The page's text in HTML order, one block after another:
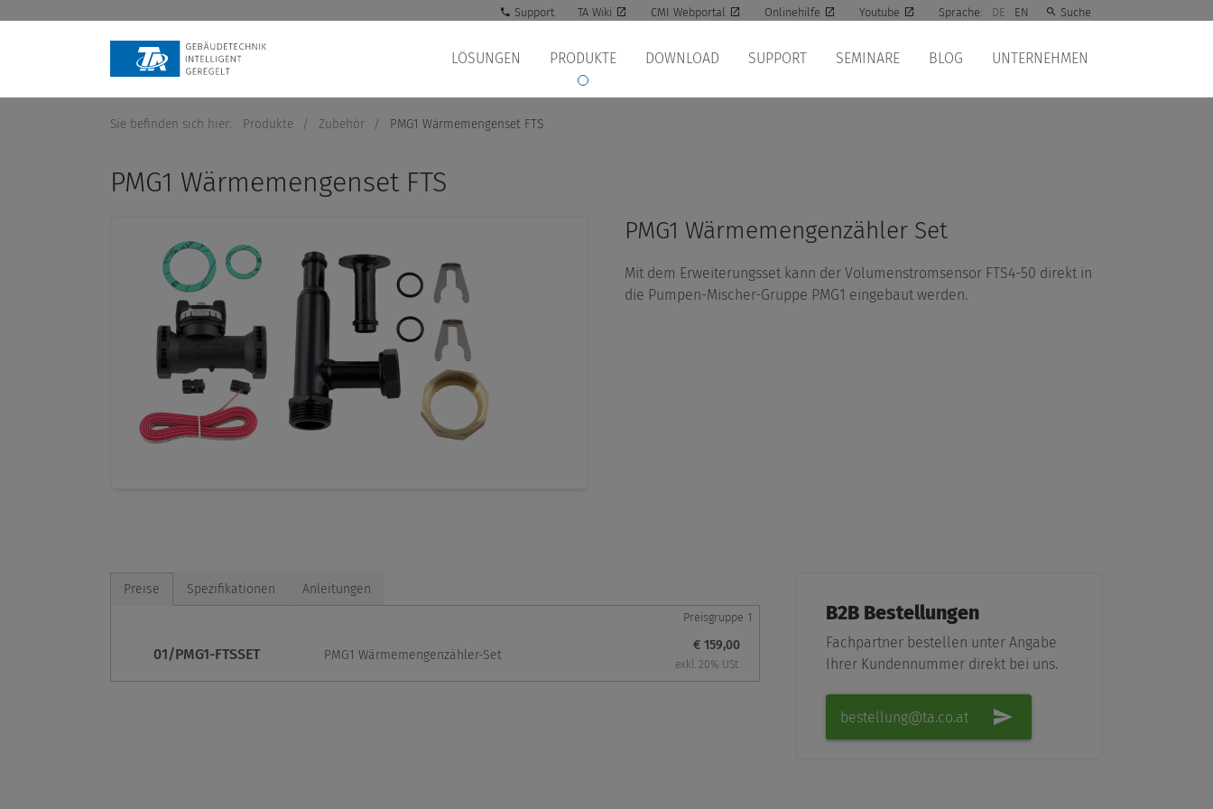
Support TA Wiki CMI Webportal Onlinehilfe Youtube Sprache: DE EN Suche
LÖSUNGEN PRODUKTE DOWNLOAD SUPPORT SEMINARE BLOG UNTERNEHMEN
Sie befinden sich hier: Produkte / Zubehör / PMG1 Wärmemengenset FTS
PMG1 Wärmemengenset FTS
PMG1 Wärmemengenzähler Set
Mit dem Erweiterungsset kann der Volumenstromsensor FTS4-50 direkt in
die Pumpen-Mischer-Gruppe PMG1 eingebaut werden.
Preise Spezifikationen Anleitungen
Preisgruppe 1
01/PMG1-FTSSET PMG1 Wärmemengenzähler-Set
€ 159,00
exkl. 20% USt.
B2B Bestellungen
Fachpartner bestellen unter Angabe
Ihrer Kundennummer direkt bei uns.
bestellung@ta.co.at